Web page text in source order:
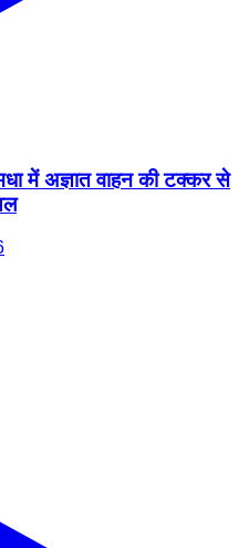
में अज्ञात वाहन की टक्कर से